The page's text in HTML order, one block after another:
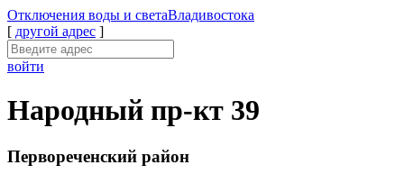
Отключения воды и светаВладивостока
[ другой адрес ]
войти
Народный пр-кт 39
Первореченский район